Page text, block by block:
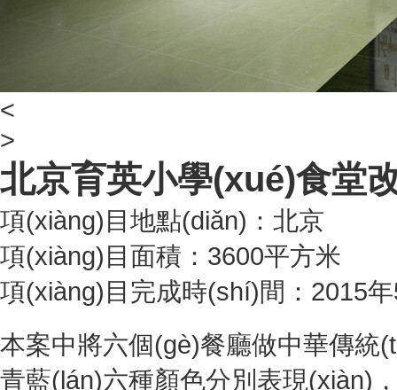
<
>
北京育英小學(xué)食堂
項(xiàng)目地點(diǎn)：北京
項(xiàng)目面積：3600平方米
項(xiàng)目完成時(shí)間：2015
本案中將六個(gè)餐廳做中華傳統
青藍(lán)六種顏色分別表現(xiàn)